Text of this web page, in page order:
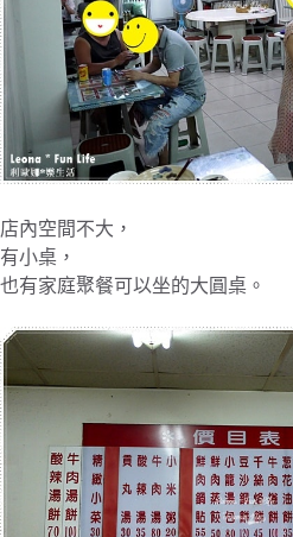
店內空間不大，
有小桌，
也有家庭聚餐可以坐的大圓桌。